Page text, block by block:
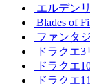
エルデン
Blades of
ファンタ
ドラクエ
ドラクエ
ドラクエ